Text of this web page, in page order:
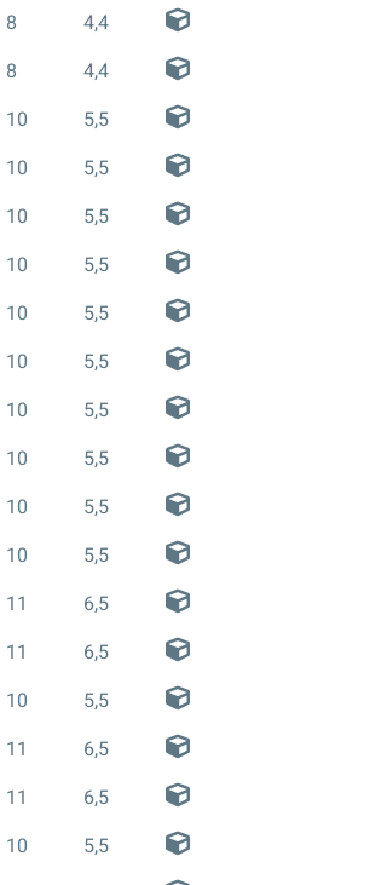
8
4,4
8
4,4
10
5,5
10
5,5
10
5,5
10
5,5
10
5,5
10
5,5
10
5,5
10
5,5
10
5,5
10
5,5
11
6,5
11
6,5
10
5,5
11
6,5
11
6,5
10
5,5